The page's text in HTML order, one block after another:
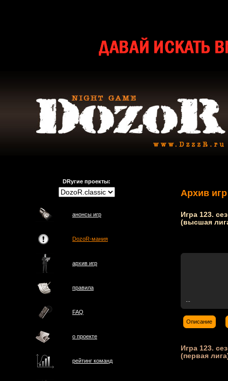
DRугие проекты:
анонсы игр
DozoR-мания
архив игр
правила
FAQ
о проектe
рейтинг команд
Архив игр
Игра 123.
(высшая
Описание
Игра 123.
(первая